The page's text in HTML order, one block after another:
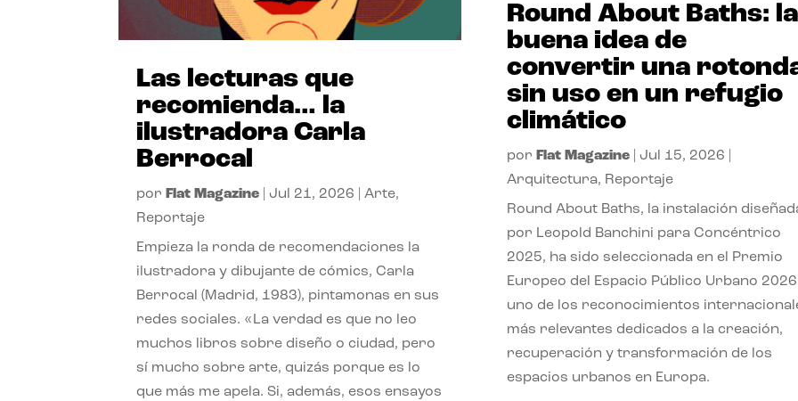
Las lecturas que
recomienda… la
ilustradora Carla
Berrocal
por Flat Magazine Jul 21, 2026 |Arte,
Reportaje
Empieza la ronda de recomendaciones la
ilustradora y dibujante de cómics, Carla
Berrocal (Madrid, 1983), pintamonas en sus
redes sociales. «La verdad es que no leo
muchos libros sobre diseño o ciudad, pero
sí mucho sobre arte, quizás porque es lo
que más me apela. Si, además, esos ensayos
Round About Baths: la
buena idea de
convertir una
sin uso en un refugio
climático
por Flat Magazine| Jul 15, 2026
Arquitectura, Reportaje
Round About Baths, la instalación
por Leopold Banchini para Concéntrico
2025, ha sido seleccionada en el Premio
Europeo del Espacio Público Urbano
uno de los reconocimientos
más relevantes dedicados a la creación,
recuperación y transformación de los
espacios urbanos en Europa.